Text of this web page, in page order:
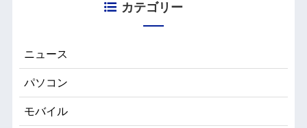
カテゴリー
ニュース
パソコン
モバイル